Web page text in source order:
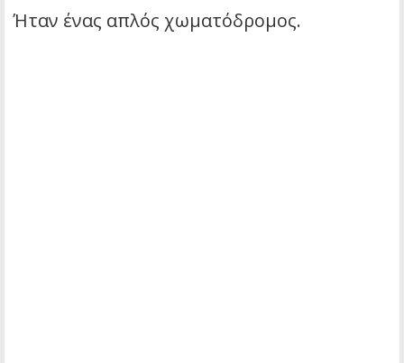
Ήταν ένας απλός χωματόδρομος.